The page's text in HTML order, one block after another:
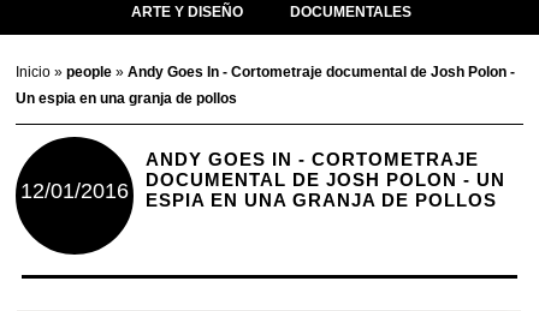
ARTE Y DISEÑO DOCUMENTALES
Inicio»people»Andy Goes In - Cortometraje documental de Josh Polon -
Un espia en una granja de pollos
12/01/2016
ANDY GOES IN - CORTOMETRAJE
DOCUMENTAL DE JOSH POLON - UN
ESPIA EN UNA GRANJA DE POLLOS